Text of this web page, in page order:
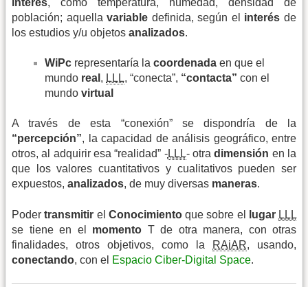
población; aquellavariable definida, según el interés de
los estudios y/u objetos analizados.
WiPc representaría la coordenada en que el
mundo real , LLL, “conecta”, “contacta” con el
mundo virtual
A través de esta “conexión” se dispondría de la
“percepción”, la capacidad de análisis geográfico, entre
otros, al adquirir esa “realidad” -LLL- otradimensión en la
que los valores cuantitativos y cualitativos pueden ser
expuestos, analizados, de muy diversas maneras.
Podertransmitir el Conocimientoque sobre el lugar LLL
se tiene en el momento T de otra manera, con otras
finalidades, otros objetivos, como la
RAiAR, usando,
conectando, con el Espacio Ciber-Digital Space.